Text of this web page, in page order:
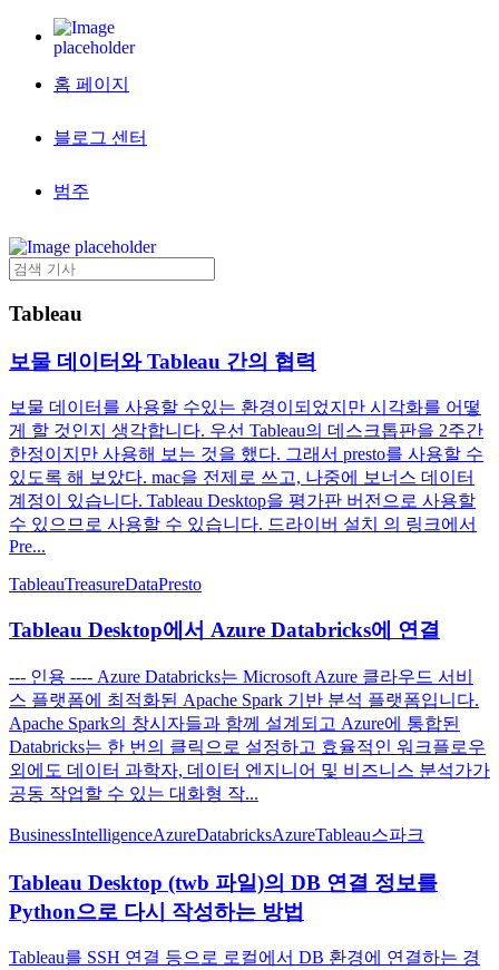
홈 페이지
블로그 센터
범주
Tableau
보물 데이터와 Tableau 간의 협력
보물 데이터를 사용할 수있는 환경이되었지만 시각화를 어떻
게 할 것인지 생각합니다. 우선 Tableau의 데스크톱판을 2주간
한정이지만 사용해 보는 것을 했다. 그래서 presto를 사용할 수
있도록 해 보았다. mac을 전제로 쓰고, 나중에 보너스 데이터
계정이 있습니다. Tableau Desktop을 평가판 버전으로 사용할
수 있으므로 사용할 수 있습니다. 드라이버 설치 의 링크에서
Pre...
TableauTreasureDataPresto
Tableau Desktop에서 Azure Databricks에 연결
--- 인용 ---- Azure Databricks는 Microsoft Azure 클라우드 서비
스 플랫폼에 최적화된 Apache Spark 기반 분석 플랫폼입니다.
Apache Spark의 창시자들과 함께 설계되고 Azure에 통합된
Databricks는 한 번의 클릭으로 설정하고 효율적인 워크플로우
외에도 데이터 과학자, 데이터 엔지니어 및 비즈니스 분석가가
공동 작업할 수 있는 대화형 작...
BusinessIntelligenceAzureDatabricksAzureTableau스파크
Tableau Desktop (twb 파일)의 DB 연결 정보를
Python으로 다시 작성하는 방법
Tableau를 SSH 연결 등으로 로컬에서 DB 환경에 연결하는 경